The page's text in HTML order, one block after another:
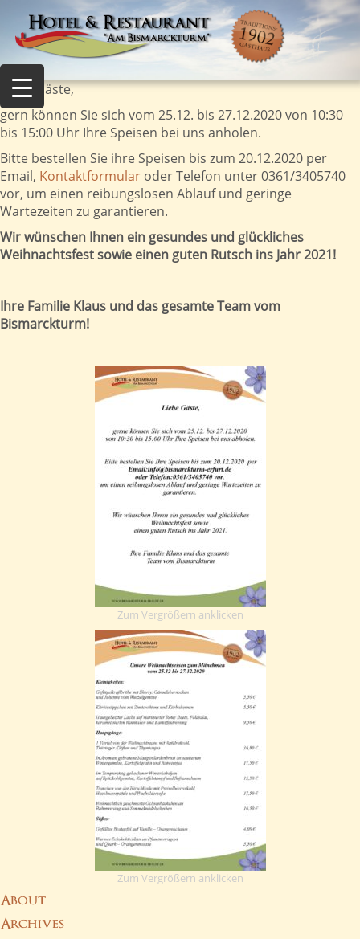
Liebe Gäste,
gern können Sie sich vom 25.12. bis 27.12.2020 von 10:30
bis 15:00 Uhr Ihre Speisen bei uns anholen.
Bitte bestellen Sie ihre Speisen bis zum 20.12.2020 per
Email, Kontaktformular oder Telefon unter 0361/3405740
vor, um einen reibungslosen Ablauf und geringe
Wartezeiten zu garantieren.
Wir wünschen Ihnen ein gesundes und glückliches
Weihnachtsfest sowie einen guten Rutsch ins Jahr 2021!
Ihre Familie Klaus und das gesamte Team vom
Bismarckturm!
Zum Vergrößern anklicken
Zum Vergrößern anklicken
About
Archives